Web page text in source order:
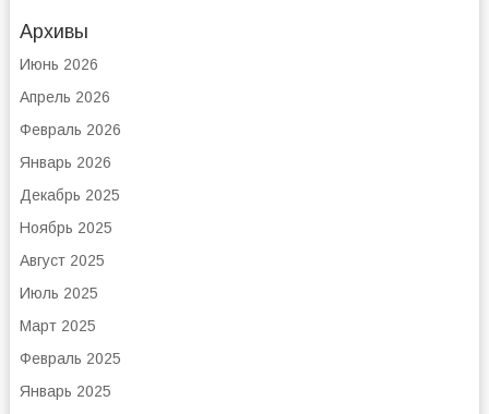
Архивы
Июнь 2026
Апрель 2026
Февраль 2026
Январь 2026
Декабрь 2025
Ноябрь 2025
Август 2025
Июль 2025
Март 2025
Февраль 2025
Январь 2025